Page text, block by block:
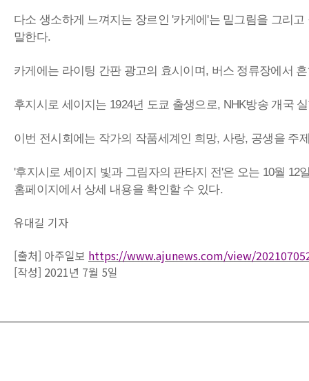
다소 생소하게 느껴지는 장르인 '카게에'는 밑그림을 그리
말한다.
카게에는 라이팅 간판 광고의 효시이며, 버스 정류장에서
후지시로 세이지는 1924년 도쿄 출생으로, NHK방송 개국
이번 전시회에는 작가의 작품세계인 희망, 사랑, 공생을
'후지시로 세이지 빛과 그림자의 판타지 전'은 오는 10월
홈페이지에서 상세 내용을 확인할 수 있다.
유대길 기자
[출처] 아주일보 https://www.ajunews.com/view/
[작성] 2021년 7월 5일